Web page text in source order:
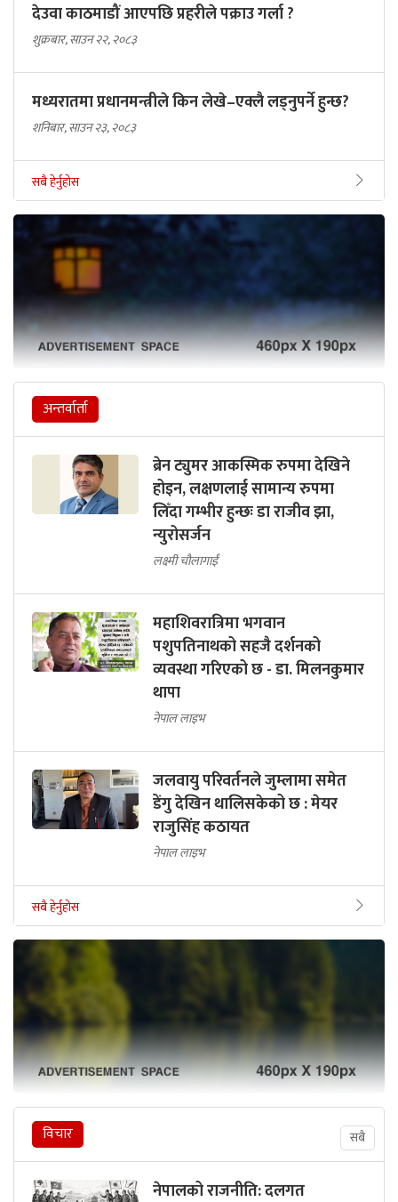
देउवा काठमाडौं आएपछि प्रहरीले पक्राउ गर्ला ?
शुक्रबार, साउन २२, २०८३
मध्यरातमा प्रधानमन्त्रीले किन लेखे–एक्लै लड्नुपर्ने हुन्छ?
शनिबार, साउन २३, २०८३
सबै हेर्नुहोस
अन्तर्वार्ता
ब्रेन ट्युमर आकस्मिक रुपमा देखिने
होइन, लक्षणलाई सामान्य रुपमा
लिँदा गम्भीर हुन्छः डा राजीव झा,
न्युरोसर्जन
लक्ष्मी चौलागाईं
महाशिवरात्रिमा भगवान
पशुपतिनाथको सहजै दर्शनको
व्यवस्था गरिएको छ - डा. मिलनकुमार
थापा
नेपाल लाइभ
जलवायु परिवर्तनले जुम्लामा समेत
डेंगु देखिन थालिसकेको छ : मेयर
राजुसिंह कठायत
नेपाल लाइभ
सबै हेर्नुहोस
विचार सबै
नेपालको राजनीति: दलगत